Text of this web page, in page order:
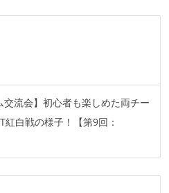
流会】初心者も楽しめた両チー
紅白戦の様子！【第9回：